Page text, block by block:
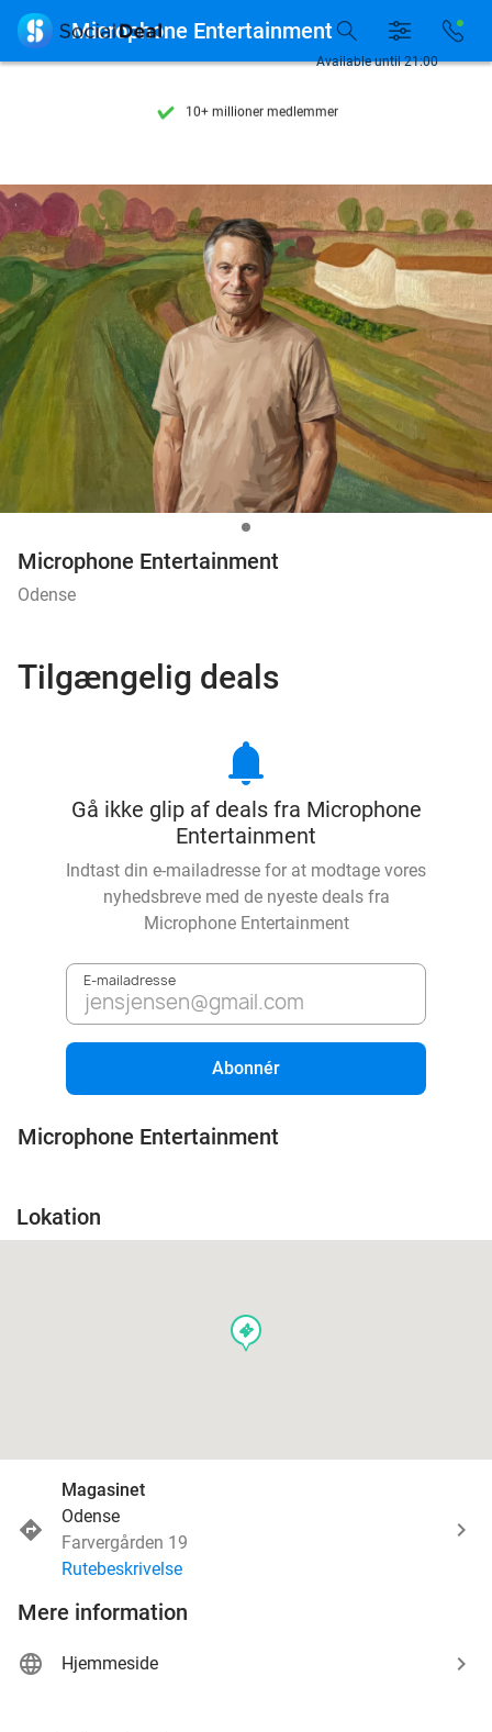
Tilgængelig 7 dage om ugen
Tilgængelig 7 dage om ugen
10+ millioner medlemmer
Available until 21:00
 Microphone Entertainment
Microphone Entertainment
Odense
Tilgængelig deals
notifications
Gå ikke glip af deals fra Microphone
Entertainment
Indtast din e-mailadresse for at modtage vores
nyhedsbreve med de nyeste deals fra
Microphone Entertainment
E-mailadresse
Abonnér
Microphone Entertainment
Lokation
events
Magasinet
Odense
Farvergården 19
Rutebeskrivelse
Mere information
Hjemmeside